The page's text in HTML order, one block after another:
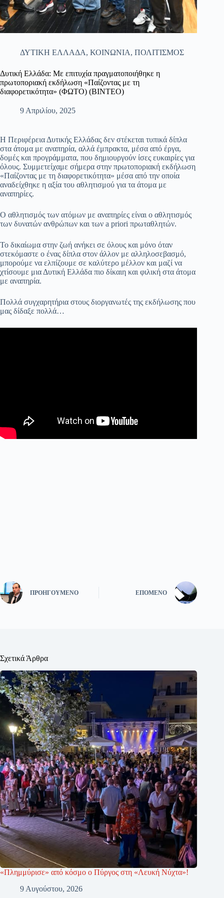
ΔΥΤΙΚΗ ΕΛΛΑΔΑ, ΚΟΙΝΩΝΙΑ, ΠΟΛΙΤΙΣΜΟΣ
Δυτική Ελλάδα: Με επιτυχία πραγματοποιήθηκε η
πρωτοποριακή εκδήλωση «Παίζοντας με τη
διαφορετικότητα» (ΦΩΤΟ) (ΒΙΝΤΕΟ)
9 Απριλίου, 2025
Η Περιφέρεια Δυτικής Ελλάδας δεν στέκεται τυπικά δίπλα
στα άτομα με αναπηρία, αλλά έμπρακτα, μέσα από έργα,
δομές και προγράμματα, που δημιουργούν ίσες ευκαιρίες για
όλους. Συμμετείχαμε σήμερα στην πρωτοποριακή εκδήλωση
«Παίζοντας με τη διαφορετικότητα» μέσα από την οποία
αναδείχθηκε η αξία του αθλητισμού για τα άτομα με
αναπηρίες.
Ο αθλητισμός των ατόμων με αναπηρίες είναι ο αθλητισμός
των δυνατών ανθρώπων και των a priori πρωταθλητών.
Το δικαίωμα στην ζωή ανήκει σε όλους και μόνο όταν
στεκόμαστε ο ένας δίπλα στον άλλον με αλληλοσεβασμό,
μπορούμε να ελπίζουμε σε καλύτερο μέλλον και μαζί να
χτίσουμε μια Δυτική Ελλάδα πιο δίκαιη και φιλική στα άτομα
με αναπηρία.
Πολλά συγχαρητήρια στους διοργανωτές της εκδήλωσης που
μας δίδαξε πολλά…
ΠΡΟΗΓΟΎΜΕΝΟ ΕΠΌΜΕΝΟ
Σχετικά Άρθρα
«Πλημμύρισε» από κόσμο ο Πύργος στη «Λευκή Νύχτα»!
9 Αυγούστου, 2026